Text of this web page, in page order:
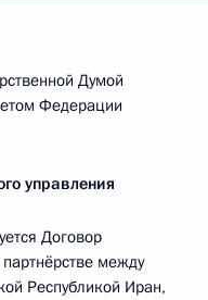
Думой
Федерации
управления
Договор
между
Республикой Иран,